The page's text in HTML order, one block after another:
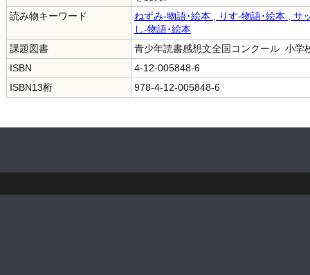
読み物キーワード
ねずみ-物語･絵本 りす-物語･絵本
サ
し-物語･絵本
課題図書
青少年読書感想文全国コンクール 小
ISBN
4-12-005848-6
ISBN13桁
978-4-12-005848-6